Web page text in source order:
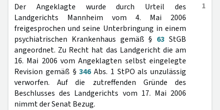
1
Der Angeklagte wurde durch Urteil des
Landgerichts Mannheim vom 4. Mai 2006
freigesprochen und seine Unterbringung in einem
psychiatrischen Krankenhaus gemäß § 63 StGB
angeordnet. Zu Recht hat das Landgericht die am
16. Mai 2006 vom Angeklagten selbst eingelegte
Revision gemäß §346Abs. 1 StPO als unzulässig
verworfen. Auf die zutreffenden Gründe des
Beschlusses des Landgerichts vom 17. Mai 2006
nimmt der Senat Bezug.